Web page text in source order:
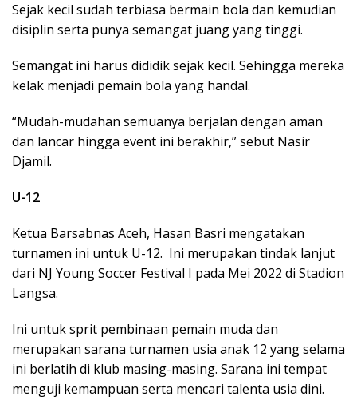
Sejak kecil sudah terbiasa bermain bola dan kemudian
disiplin serta punya semangat juang yang tinggi.
Semangat ini harus dididik sejak kecil. Sehingga mereka
kelak menjadi pemain bola yang handal.
“Mudah-mudahan semuanya berjalan dengan aman
dan lancar hingga event ini berakhir,” sebut Nasir
Djamil.
U-12
Ketua Barsabnas Aceh, Hasan Basri mengatakan
turnamen ini untuk U-12. Ini merupakan tindak lanjut
dari NJ Young Soccer Festival I pada Mei 2022 di Stadion
Langsa.
Ini untuk sprit pembinaan pemain muda dan
merupakan sarana turnamen usia anak 12 yang selama
ini berlatih di klub masing-masing. Sarana ini tempat
menguji kemampuan serta mencari talenta usia dini.